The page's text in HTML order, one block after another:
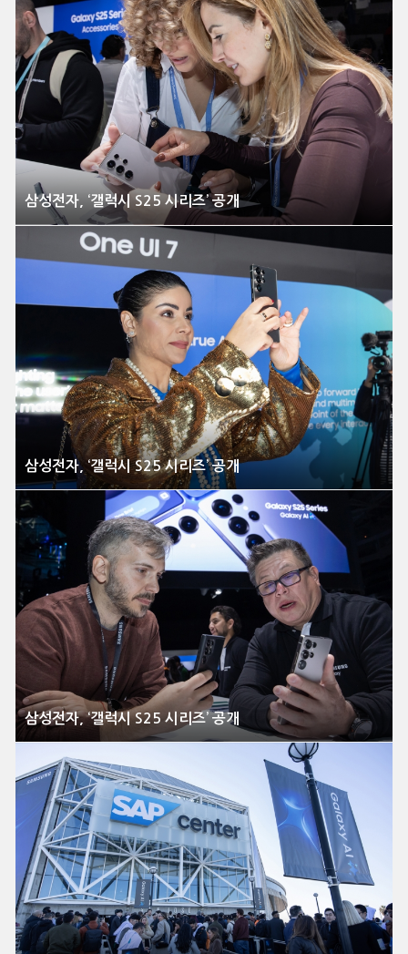
삼성전자, ‘갤럭시 S25 시리즈’ 공개
삼성전자, ‘갤럭시 S25 시리즈’ 공개
삼성전자, ‘갤럭시 S25 시리즈’ 공개